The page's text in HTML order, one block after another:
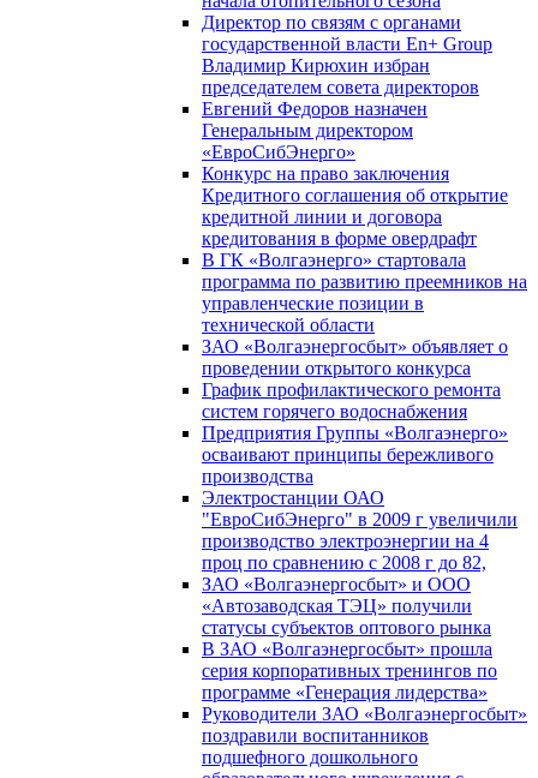
Директор по связям с органами
государственной власти En+ Group
Владимир Кирюхин избран
председателем совета директоров
Евгений Федоров назначен
Генеральным директором
«ЕвроСибЭнерго»
Конкурс на право заключения
Кредитного соглашения об открытие
кредитной линии и договора
кредитования в форме овердрафт
В ГК «Волгаэнерго» стартовала
программа по развитию преемников на
управленческие позиции в
технической области
ЗАО «Волгаэнергосбыт» объявляет о
проведении открытого конкурса
График профилактического ремонта
систем горячего водоснабжения
Предприятия Группы «Волгаэнерго»
осваивают принципы бережливого
производства
Электростанции ОАО
"ЕвроСибЭнерго" в 2009 г увеличили
производство электроэнергии на 4
проц по сравнению с 2008 г до 82,
ЗАО «Волгаэнергосбыт» и ООО
«Автозаводская ТЭЦ» получили
статусы субъектов оптового рынка
В ЗАО «Волгаэнергосбыт» прошла
серия корпоративных тренингов по
программе «Генерация лидерства»
Руководители ЗАО «Волгаэнергосбыт»
поздравили воспитанников
подшефного дошкольного